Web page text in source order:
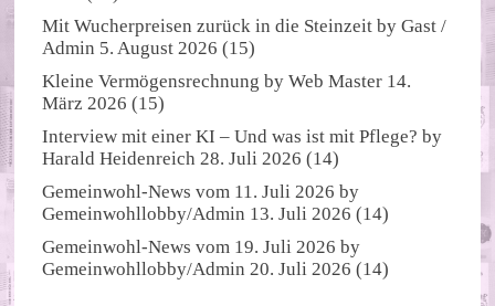
Mit Wucherpreisen zurück in die Steinzeit byGast /
Admin 5. August 2026 (15)
Kleine Vermögensrechnung byWeb Master 14.
März 2026 (15)
Interview mit einer KI – Und was ist mit Pflege? by
Harald Heidenreich 28. Juli 2026 (14)
Gemeinwohl-News vom 11. Juli 2026 by
Gemeinwohllobby/Admin 13. Juli 2026 (14)
Gemeinwohl-News vom 19. Juli 2026 by
Gemeinwohllobby/Admin 20. Juli 2026 (14)